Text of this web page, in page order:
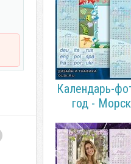
Календарь-
год -